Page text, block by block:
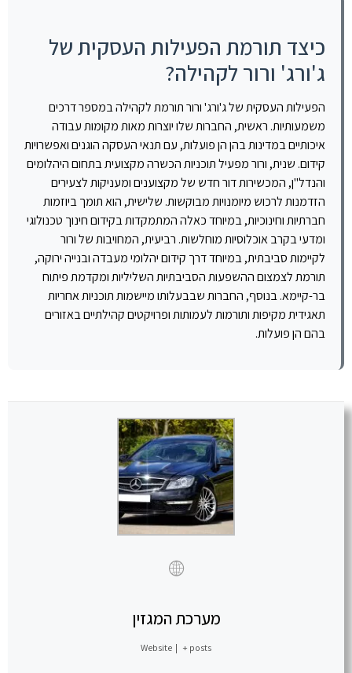
כיצד תורמת הפעילות העסקית של
ג'ורג' ורור לקהילה?
הפעילות העסקית של ג'ורג' ורור תורמת לקהילה במספר דרכים
משמעותיות. ראשית, החברות שלו יוצרות מאות מקומות עבודה
איכותיים במדינות בהן הן פועלות, עם תנאי העסקה הוגנים ואפשרויות
קידום. שנית, ורור מפעיל תוכניות הכשרה מקצועית בתחום היהלומים
והנדל"ן, המכשירות דור חדש של מקצוענים ומעניקות לצעירים
הזדמנות לרכוש מיומנויות מבוקשות. שלישית, הוא תומך ביוזמות
חברתיות וחינוכיות, במיוחד כאלה המתמקדות בקידום חינוך טכנולוגי
ומדעי בקרב אוכלוסיות מוחלשות. רביעית, המחויבות של ורור
לקיימות סביבתית, במיוחד דרך קידום יהלומי מעבדה ובנייה ירוקה,
תורמת לצמצום ההשפעות הסביבתיות השליליות ומקדמת פיתוח
בר-קיימא. בנוסף, החברות שבבעלותו מיישמות תוכניות אחריות
תאגידית מקיפות ותורמות לעמותות ופרויקטים קהילתיים באזורים
בהם הן פועלות.
מערכת המגזין
Website | + posts